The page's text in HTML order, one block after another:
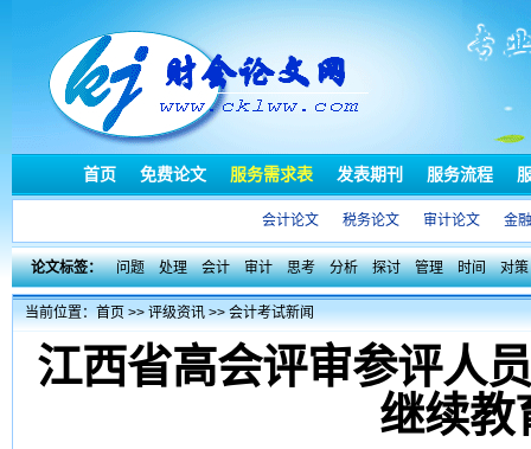
首页 免费论文 服务需求表 发表期刊 服务流程
会计论文 税务论文 审计论文 金
论文标签： 问题 处理 会计 审计 思考 分析 探讨 管理 时间 对策
当前位置：首页>>评级资讯>>会计考试新闻
江西省高会评审参评人
继续教